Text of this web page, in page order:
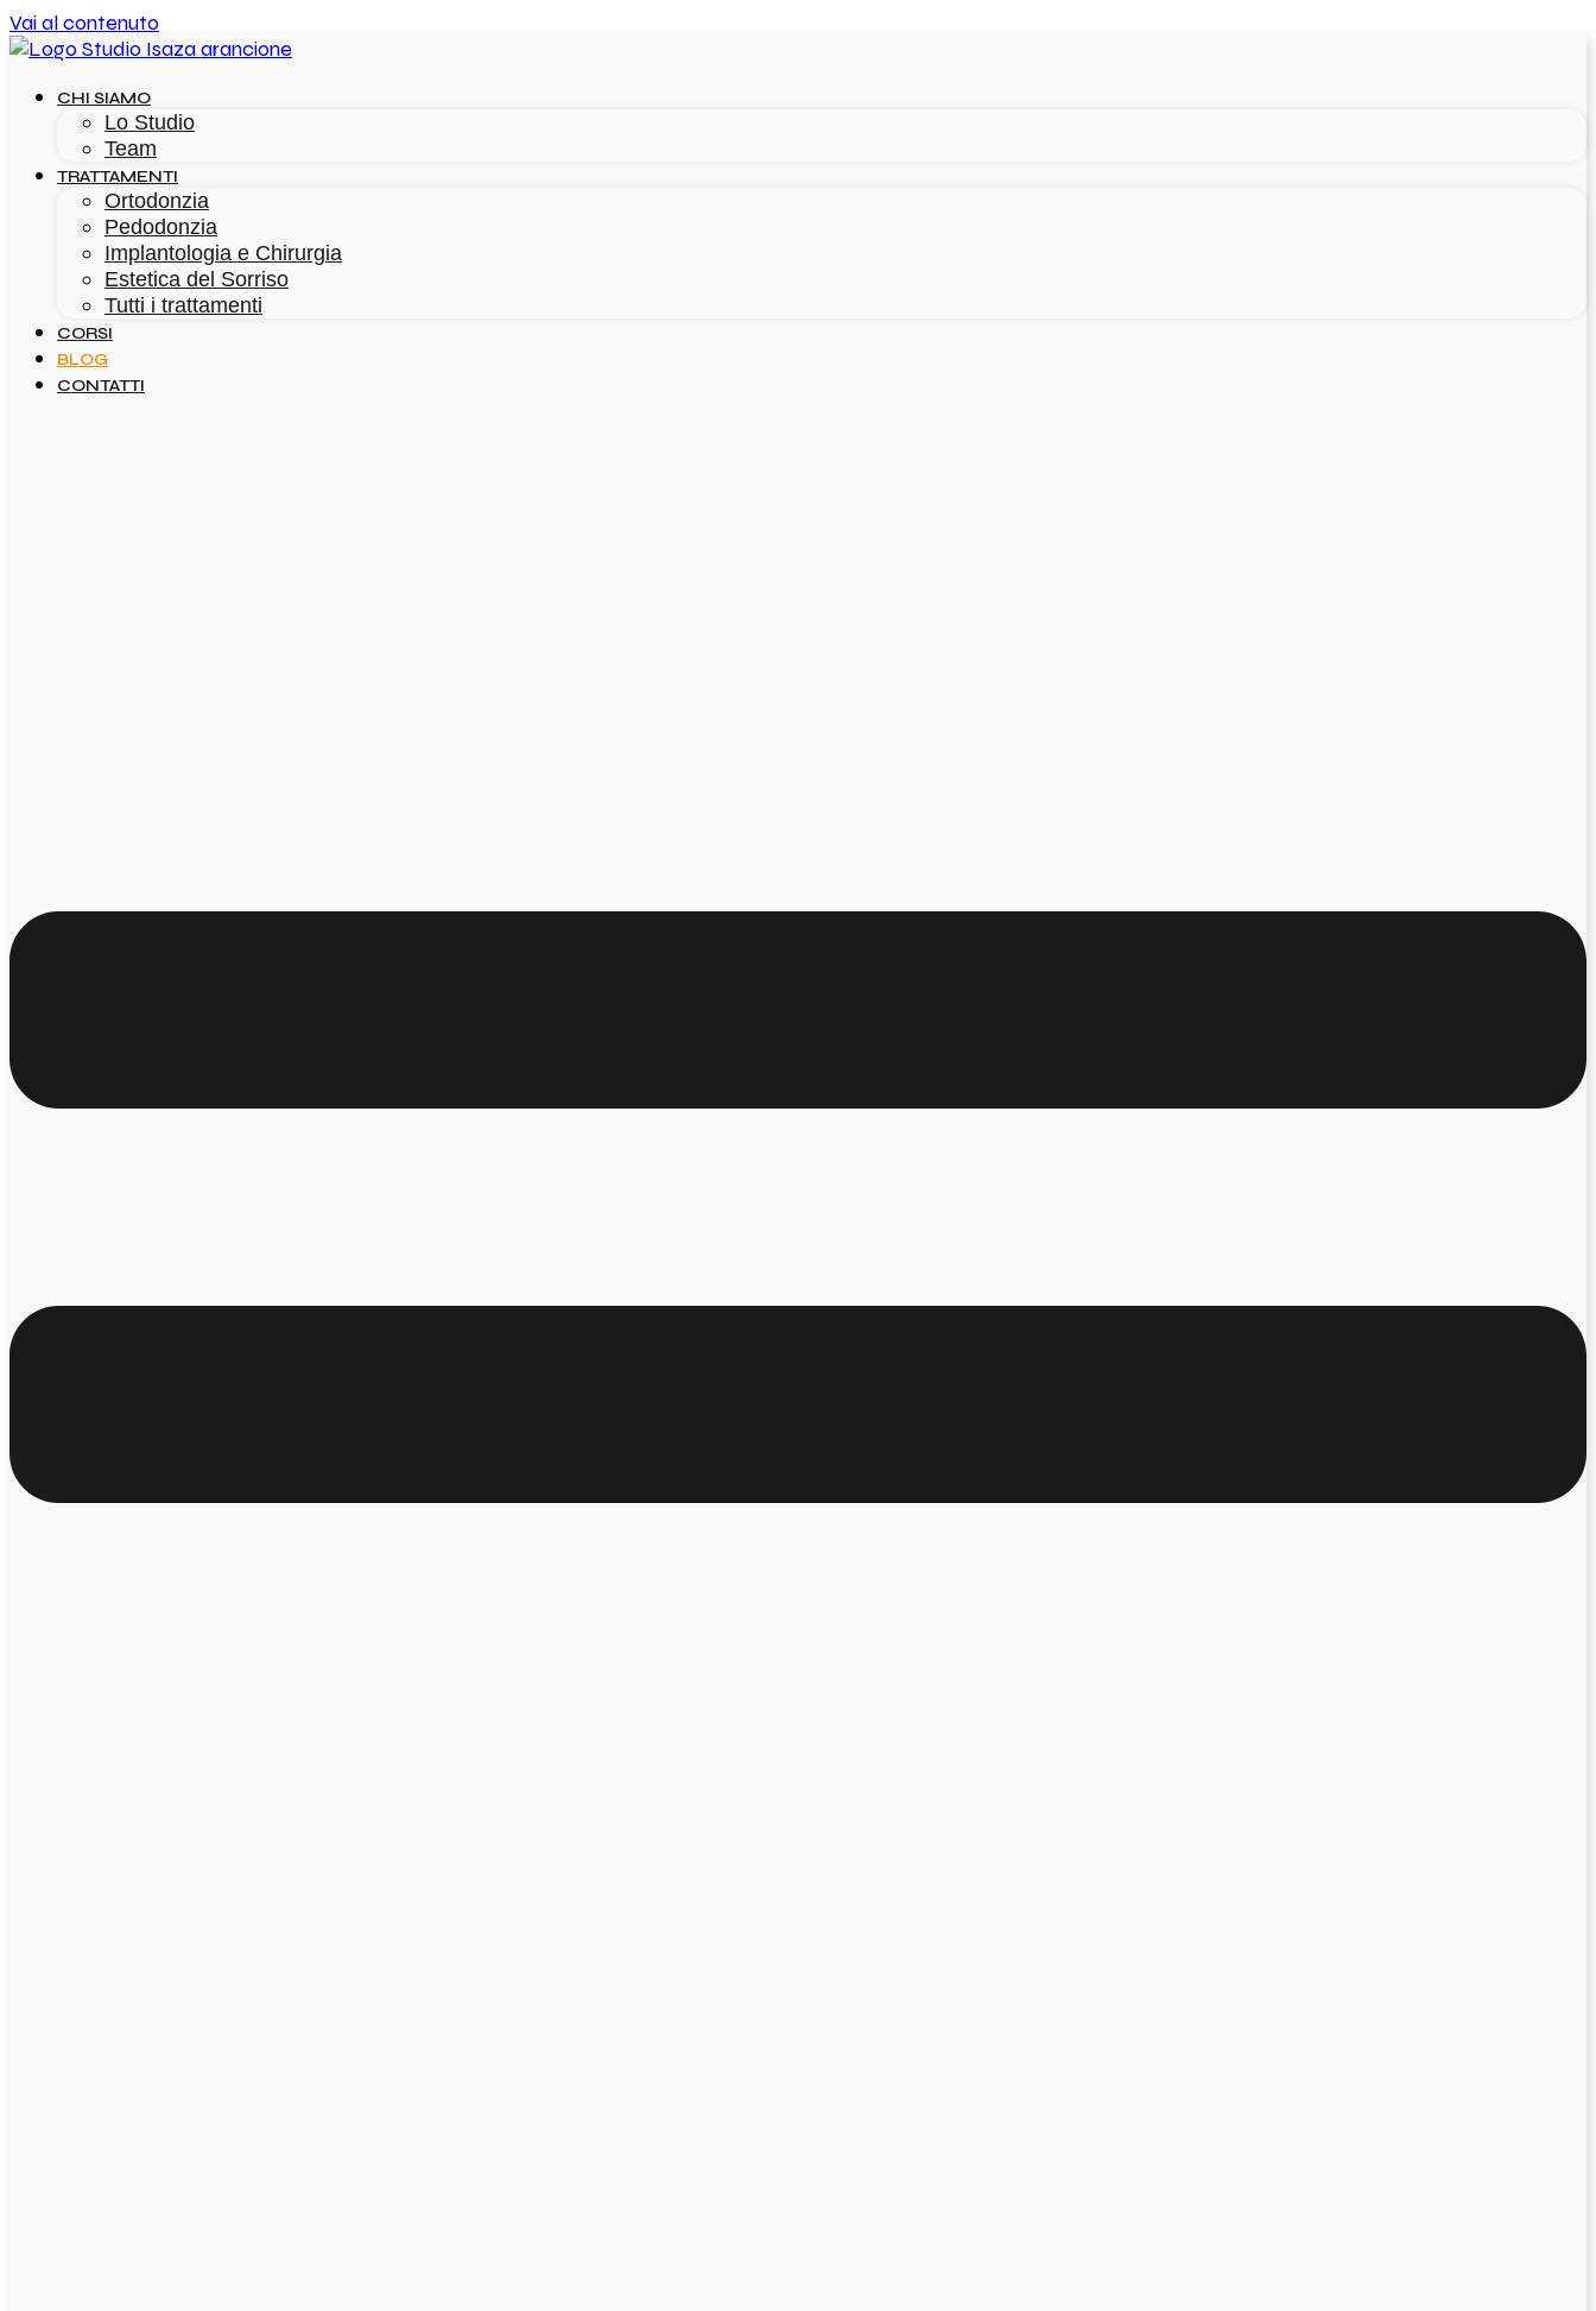
Vai al contenuto
CHI SIAMO
Lo Studio
Team
TRATTAMENTI
Ortodonzia
Pedodonzia
Implantologia e Chirurgia
Estetica del Sorriso
Tutti i trattamenti
CORSI
BLOG
CONTATTI